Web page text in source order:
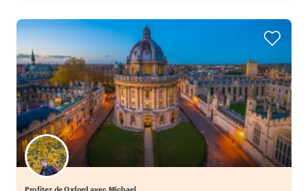
Profitez de Oxford avec Michael